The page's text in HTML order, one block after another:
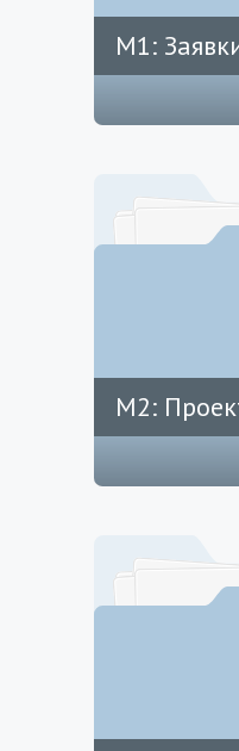
М1:
М2: